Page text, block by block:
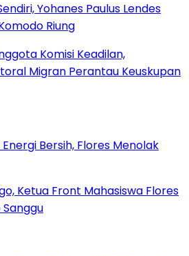
Yohanes Paulus Lendes
Riung
Bersih, Flores Menolak